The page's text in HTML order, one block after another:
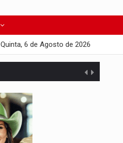
Quinta, 6 de Agosto de 2026